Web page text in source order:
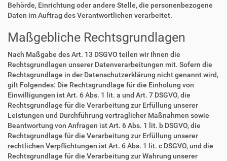
Behörde, Einrichtung oder andere Stelle, die personenbezogene
Daten im Auftrag des Verantwortlichen verarbeitet.
Maßgebliche Rechtsgrundlagen
Nach Maßgabe des Art. 13 DSGVO teilen wir Ihnen die
Rechtsgrundlagen unserer Datenverarbeitungen mit. Sofern die
Rechtsgrundlage in der Datenschutzerklärung nicht genannt wird,
gilt Folgendes: Die Rechtsgrundlage für die Einholung von
Einwilligungen ist Art. 6 Abs. 1 lit. a und Art. 7 DSGVO, die
Rechtsgrundlage für die Verarbeitung zur Erfüllung unserer
Leistungen und Durchführung vertraglicher Maßnahmen sowie
Beantwortung von Anfragen ist Art. 6 Abs. 1 lit. b DSGVO, die
Rechtsgrundlage für die Verarbeitung zur Erfüllung unserer
rechtlichen Verpflichtungen ist Art. 6 Abs. 1 lit. c DSGVO, und die
Rechtsgrundlage für die Verarbeitung zur Wahrung unserer